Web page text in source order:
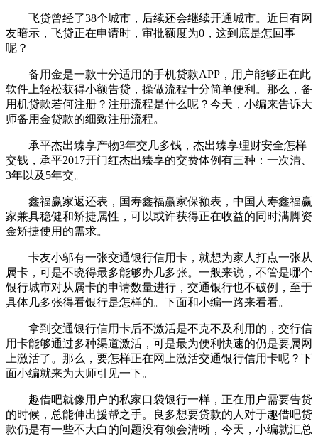
飞贷曾经了38个城市，后续还会继续开通城市。近日有网
友暗示，飞贷正在申请时，审批额度为0，这到底是怎回事
呢？
备用金是一款十分适用的手机贷款APP，用户能够正在此
软件上轻松获得小额告贷，操做流程十分简单便利。那么，备
用机贷款若何注册？注册流程是什么呢？今天，小编来告诉大
师备用金贷款的细致注册流程。
承平杰出臻享产物3年交几多钱，杰出臻享理财安全怎样
交钱，承平2017开门红杰出臻享的交费体例有三种：一次清、
3年以及5年交。
鑫福赢家返还表，国寿鑫福赢家保额表，中国人寿鑫福赢
家兼具稳健和矫捷属性，可以或许获得正在收益的同时满脚资
金矫捷使用的需求。
卡友小邬有一张交通银行信用卡，就想为家人打点一张从
属卡，可是不晓得最多能够办几多张。一般来说，不管是哪个
银行城市对从属卡的申请数量进行，交通银行也不破例，至于
具体几多张得看银行是怎样的。下面和小编一路来看看。
拿到交通银行信用卡后不激活是不克不及利用的，交行信
用卡能够通过多种渠道激活，可是最为便利快速的仍是要属网
上激活了。那么，要怎样正在网上激活交通银行信用卡呢？下
面小编就来为大师引见一下。
趣借吧就像用户的私家口袋银行一样，正在用户需要告贷
的时候，总能伸出援帮之手。良多想要贷款的人对于趣借吧贷
款仍是有一些不大白的问题没有领会清晰，今天，小编就汇总